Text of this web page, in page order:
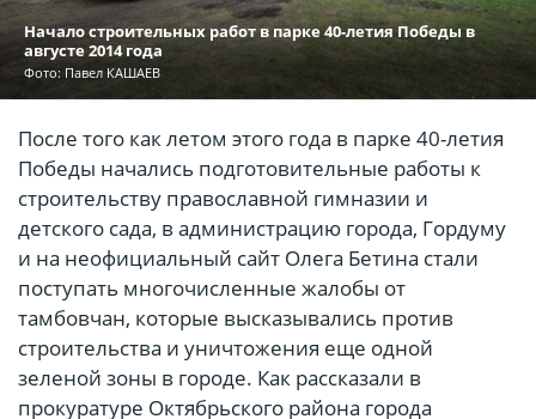
Начало строительных работ в парке 40-летия Победы в
августе 2014 года
Фото: Павел КАШАЕВ
После того как летом этого года в парке 40-летия
Победы начались подготовительные работы к
строительству православной гимназии и
детского сада, в администрацию города, Гордуму
и на неофициальный сайт Олега Бетина стали
поступать многочисленные жалобы от
тамбовчан, которые высказывались против
строительства и уничтожения еще одной
зеленой зоны в городе. Как рассказали в
прокуратуре Октябрьского района города